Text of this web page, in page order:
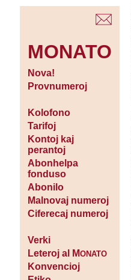
MONATO
Nova!
Provnumeroj
Kolofono
Tarifoj
Kontoj kaj
perantoj
Abonhelpa
fonduso
Abonilo
Malnovaj numeroj
Ciferecaj numeroj
Verki
Leteroj al MONATO
Konvencioj